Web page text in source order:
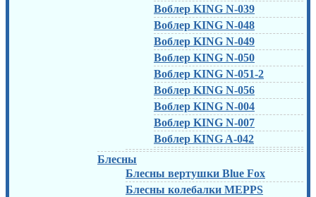
Воблер KING N-039
Воблер KING N-048
Воблер KING N-049
Воблер KING N-050
Воблер KING N-051-2
Воблер KING N-056
Воблер KING N-004
Воблер KING N-007
Воблер KING A-042
Блесны
Блесны вертушки Blue Fox
Блесны колебалки MEPPS